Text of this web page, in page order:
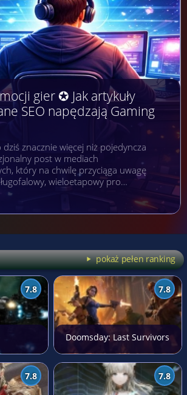
gier ✪ Jak artykuły
SEO napędzają Gaming
znacznie więcej niż pojedyncza
post w mediach
który na chwilę przyciąga uwagę
wieloetapowy pro…
pokaż pełen ranking
7.8 7.8
Doomsday: Last Survivors
7.8 7.8